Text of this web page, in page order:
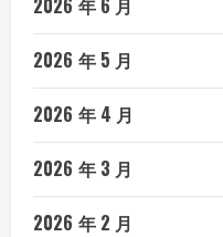
2026 年 6 月
2026 年 5 月
2026 年 4 月
2026 年 3 月
2026 年 2 月